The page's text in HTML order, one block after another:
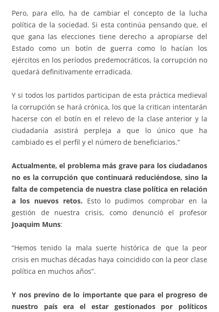
Pero, para ello, ha de cambiar el concepto de la lucha
política de la sociedad. Si esta continúa pensando que, el
que gana las elecciones tiene derecho a apropiarse del
Estado como un botín de guerra como lo hacían los
ejércitos en los períodos predemocráticos, la corrupción no
quedará definitivamente erradicada.
Y si todos los partidos participan de esta práctica medieval
la corrupción se hará crónica, los que la critican intentarán
hacerse con el botín en el relevo de la clase anterior y la
ciudadanía asistirá perpleja a que lo único que ha
cambiado es el perfil y el número de beneficiarios.”
Actualmente, el problema más grave para los ciudadanos
no es la corrupción que continuará reduciéndose, sino la
falta de competencia de nuestra clase política en relación
a los nuevos retos. Esto lo pudimos comprobar en la
gestión de nuestra crisis, como denunció el profesor
Joaquim Muns:
“Hemos tenido la mala suerte histórica de que la peor
crisis en muchas décadas haya coincidido con la peor clase
política en muchos años”.
Y nos previno de lo importante que para el progreso de
nuestro país era el estar gestionados por políticos